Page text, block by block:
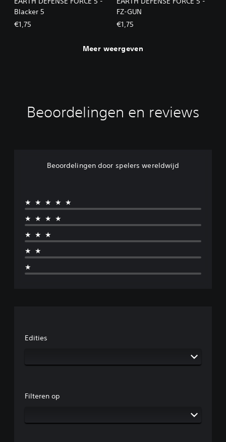
Blacker 5
€1,75
FZ-GUN
€1,75
Meer weergeven
Beoordelingen en reviews
Beoordelingen door spelers wereldwijd
★★★★★
★★★★
★★★
★★
★
Edities
Filteren op